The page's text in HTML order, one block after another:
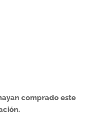
comprado este